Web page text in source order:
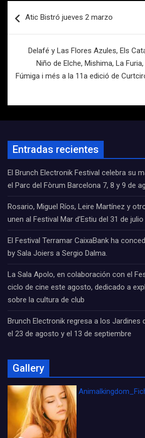
de
Atic Bistró jueves 2 marzo
Delafé y Las Flores Azules, Els
Niño de Elche, Mishima, La
Fúmiga i més a la 11a edició de
Entradas recientes
El Brunch Electronik Festival celebra su
el Parc del Fòrum Barcelona 7, 8 y 9 de
Rosario, Miguel Ríos, Leire Martínez y
unen al Festival Mar d’Estiu del 31 de
El Festival Terramar CaixaBank ha
by Sala Joiers a Sergio Dalma.
La Sala Apolo, en colaboración con el
ciclo de cine este agosto, dedicado a
sobre la cultura de club
Brunch Electronik regresa a los Jardines
el 23 de agosto y el 13 de septiembre
Gallery